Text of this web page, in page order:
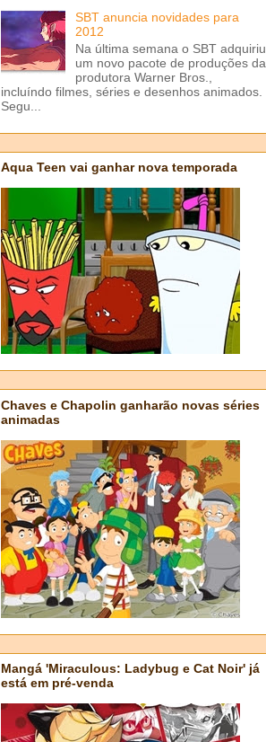
SBT anuncia novidades para
2012
Na última semana o SBT adquiriu
um novo pacote de produções da
produtora Warner Bros.,
incluíndo filmes, séries e desenhos animados.
Segu...
Aqua Teen vai ganhar nova temporada
Chaves e Chapolin ganharão novas séries
animadas
Mangá 'Miraculous: Ladybug e Cat Noir' já
está em pré-venda